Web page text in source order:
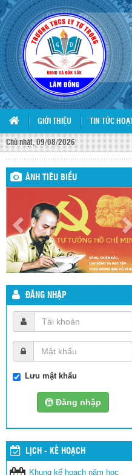
GIỚI THIỆU TIN TỨC
Chủ nhật, 09/08/2026
ẢNH TIÊU BIỂU
ĐĂNG NHẬP
Lưu mật khẩu
Đăng nhập
LỊCH - KẾ HOẠCH
Khung kế hoạch năm học